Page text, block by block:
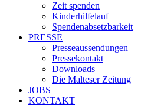
Zeit spenden
Kinderhilfelauf
Spendenabsetzbarkeit
PRESSE
Presseaussendungen
Pressekontakt
Downloads
Die Malteser Zeitung
JOBS
KONTAKT